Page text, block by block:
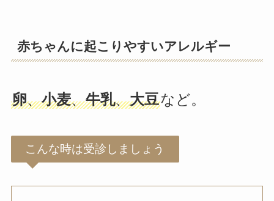
赤ちゃんに起こりやすいアレルギー
卵、小麦、牛乳、大豆など。
こんな時は受診しましょう